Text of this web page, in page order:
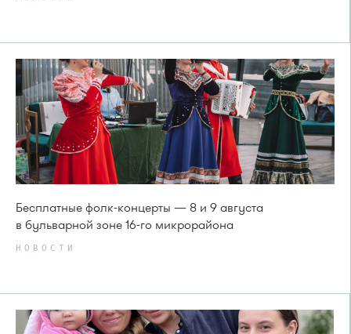
Бесплатные фолк-концерты — 8 и 9 августа
в бульварной зоне 16-го микрорайона
НОВОСТИ